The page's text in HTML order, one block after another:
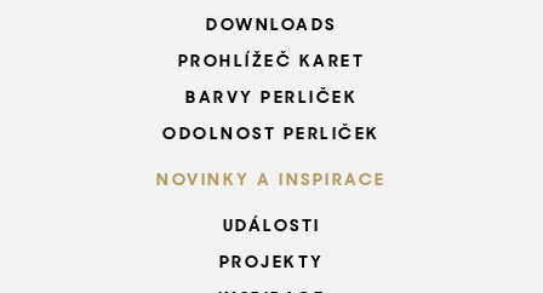
DOWNLOADS
PROHLÍŽEČ KARET
BARVY PERLIČEK
ODOLNOST PERLIČEK
NOVINKY A INSPIRACE
UDÁLOSTI
PROJEKTY